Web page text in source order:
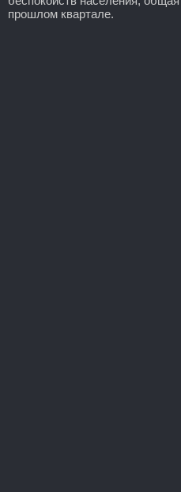
прошлом квартале.